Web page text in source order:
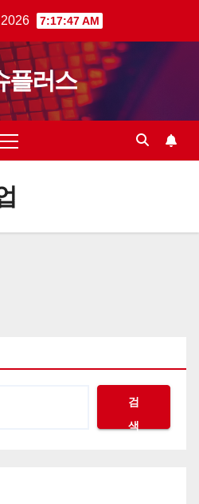
7:17:47 AM
플러스
검
색